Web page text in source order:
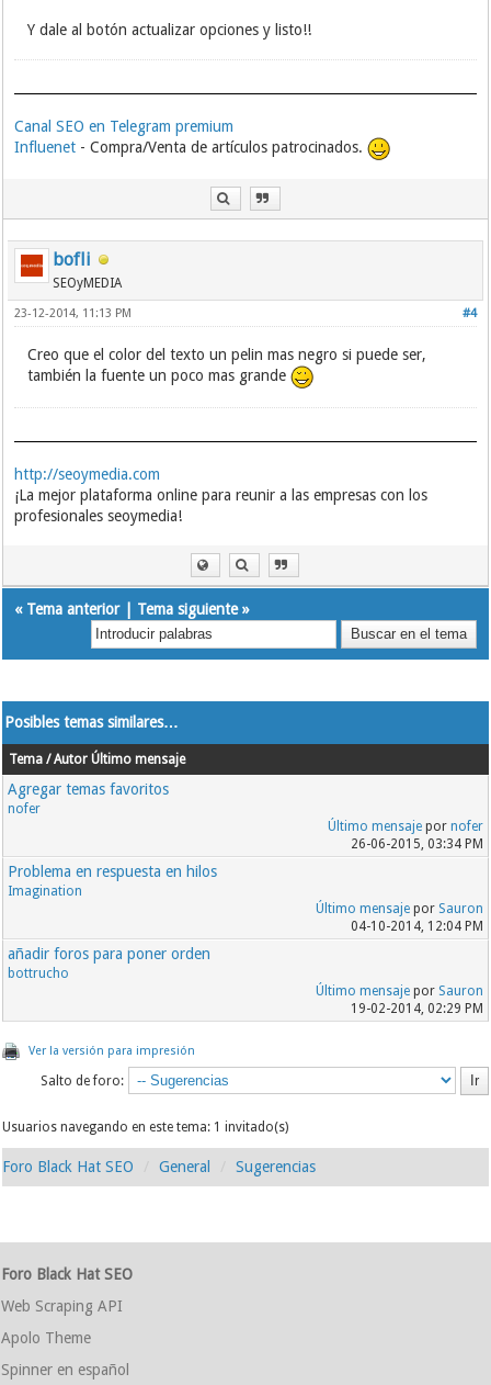
Y dale al botón actualizar opciones y listo!!
Canal SEO en Telegram premium
Influenet - Compra/Venta de artículos patrocinados.
bofli
SEOyMEDIA
#4
23-12-2014, 11:13 PM
Creo que el color del texto un pelin mas negro si puede ser,
también la fuente un poco mas grande
http://seoymedia.com
¡La mejor plataforma online para reunir a las empresas con los
profesionales seoymedia!
« Tema anterior| Tema siguiente»
Posibles temas similares…
Tema / Autor Último mensaje
Agregar temas favoritos
nofer
Último mensajepor nofer
26-06-2015, 03:34 PM
Problema en respuesta en hilos
Imagination
Último mensajepor Sauron
04-10-2014, 12:04 PM
añadir foros para poner orden
bottrucho
Último mensajepor Sauron
19-02-2014, 02:29 PM
Ver la versión para impresión
Salto de foro:
Usuarios navegando en este tema: 1 invitado(s)
Foro Black Hat SEO General Sugerencias
Foro Black Hat SEO
Web Scraping API
Apolo Theme
Spinner en español